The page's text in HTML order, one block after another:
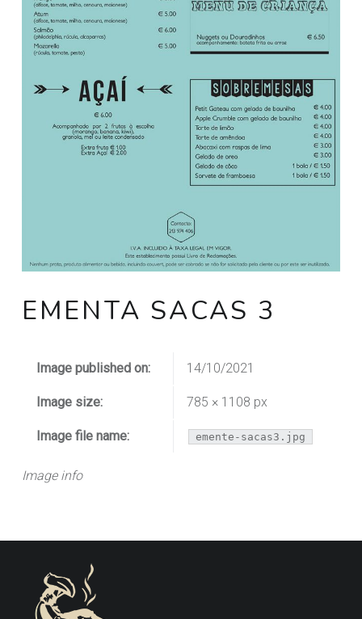
EMENTA SACAS 3
Image info
Image published on: 14/10/2021
Image size: 785 × 1108 px
Image file name: emente-sacas3.jpg
FOOTER SIDEBAR